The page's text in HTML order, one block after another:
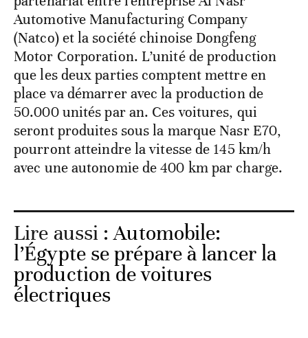
Automotive Manufacturing Company
(Natco) et la société chinoise Dongfeng
Motor Corporation. L’unité de production
que les deux parties comptent mettre en
place va démarrer avec la production de
50.000 unités par an. Ces voitures, qui
seront produites sous la marque Nasr E70,
pourront atteindre la vitesse de 145 km/h
avec une autonomie de 400 km par charge.
Lire aussi :Automobile:
l’Égypte se prépare à lancer la
production de voitures
électriques